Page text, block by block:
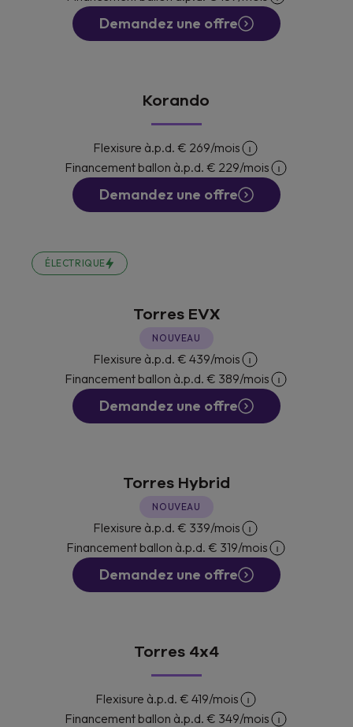
Demandez une offre
Korando
Flexisure à.p.d. € 269/mois
Financement ballon à.p.d. € 229/mois
Demandez une offre
ÉLECTRIQUE
Torres EVX
NOUVEAU
Flexisure à.p.d. € 439/mois
Financement ballon à.p.d. € 389/mois
Demandez une offre
Torres Hybrid
NOUVEAU
Flexisure à.p.d. € 339/mois
Financement ballon à.p.d. € 319/mois
Demandez une offre
Torres 4x4
Flexisure à.p.d. € 419/mois
Financement ballon à.p.d. € 349/mois